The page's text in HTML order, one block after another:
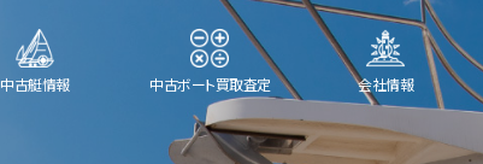
中古艇情報 中古ボート買取査定 会社情報